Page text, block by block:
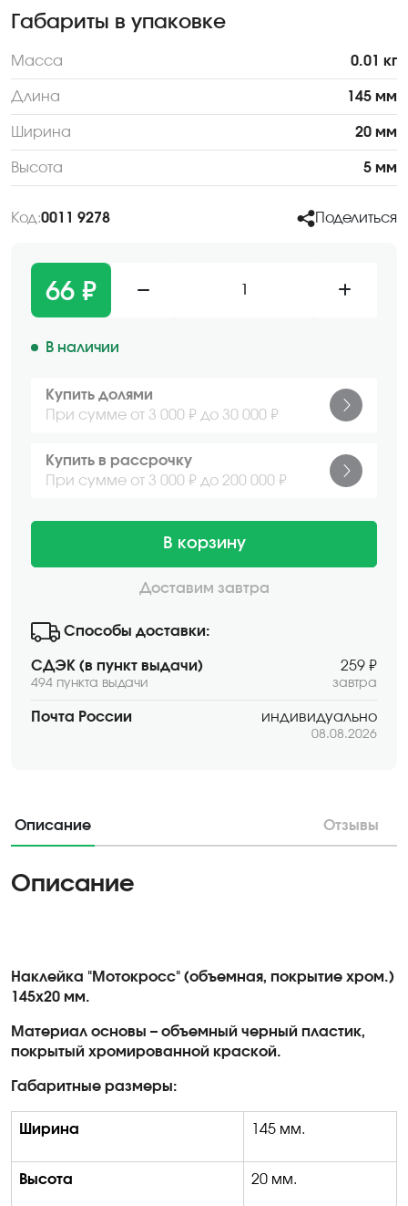
Габариты в упаковке
Масса 0.01 кг
Длина 145 мм
Ширина 20 мм
Высота 5 мм
Код:0011 9278 Поделиться
66 ₽
В наличии
Купить долями
При сумме от 3 000 ₽ до 30 000 ₽
Купить в рассрочку
При сумме от 3 000 ₽ до 200 000 ₽
В корзину
Доставим завтра
Способы доставки:
СДЭК (в пункт выдачи)
494 пункта выдачи
259 ₽
завтра
Почта России индивидуально
08.08.2026
Описание Отзывы
Описание
Наклейка "Мотокросс" (объемная, покрытие хром.)
145х20 мм.
Материал основы – объемный черный пластик,
покрытый хромированной краской.
Габаритные размеры:
Ширина 145 мм.
Высота 20 мм.